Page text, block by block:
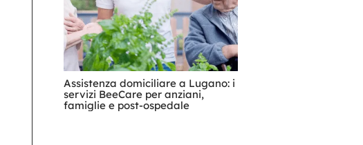
Assistenza domiciliare a Lugano: i
servizi BeeCare per anziani,
famiglie e post-ospedale